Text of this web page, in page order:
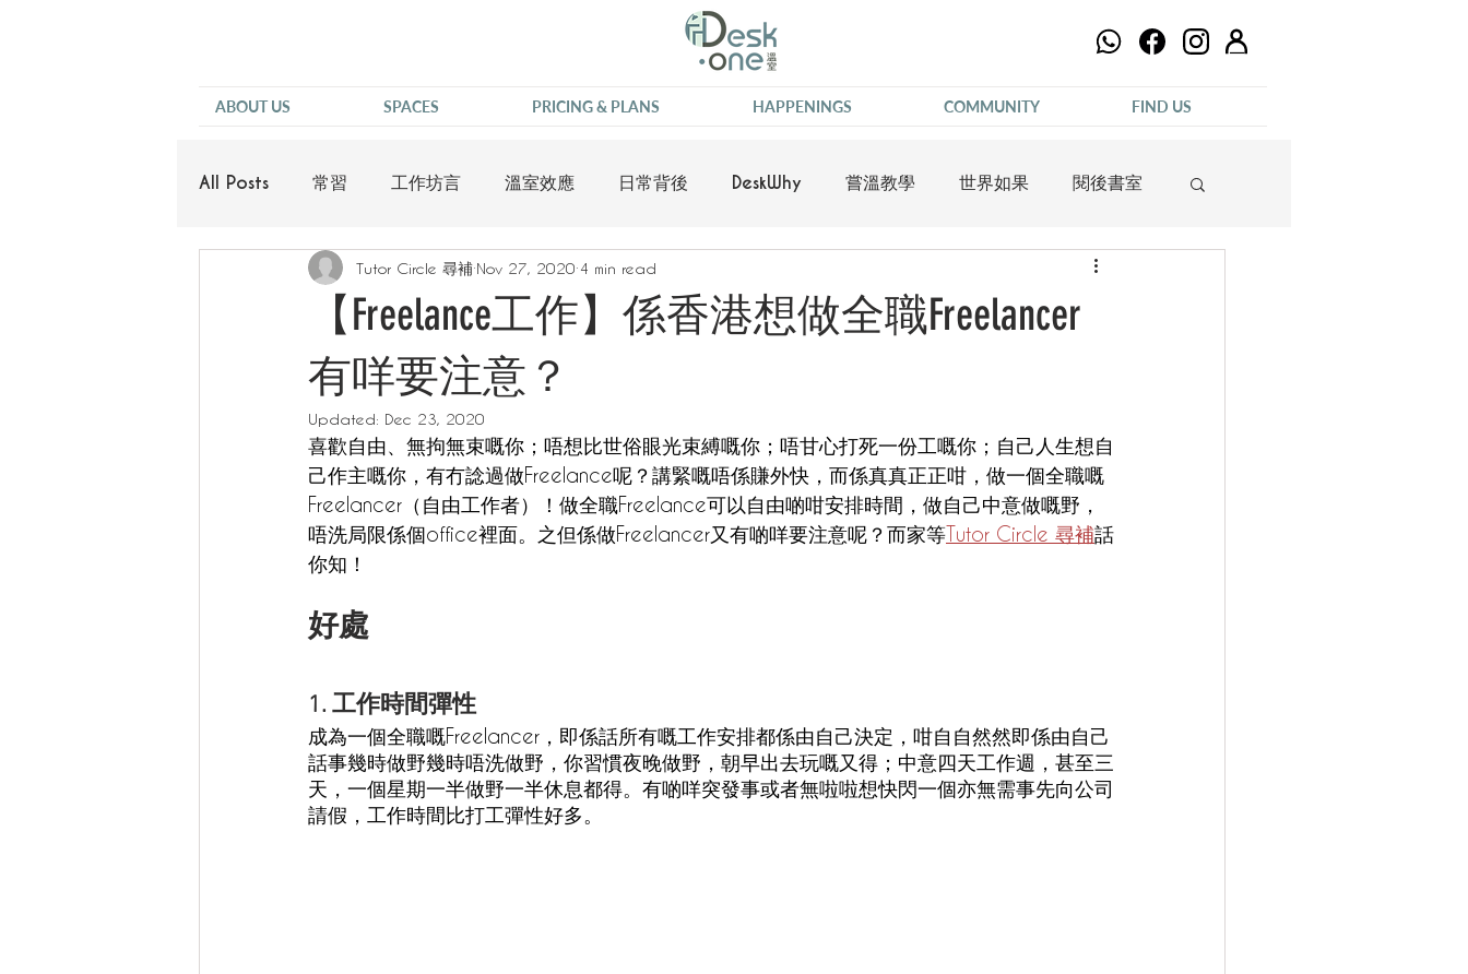
ABOUT US SPACES PRICING & PLANS HAPPENINGS COMMUNITY FIND US
All Posts 常習 工作坊言 溫室效應 日常背後 DeskWhy 嘗溫教學 世界如果 閱後書室
【Freelance工作】係香港想做全職Freelancer
有咩要注意？
Tutor Circle 尋補 Nov 27, 2020 4 min read
Updated: Dec 23, 2020
喜歡自由、無拘無束嘅你；唔想比世俗眼光束縛嘅你；唔甘心打死一份工嘅你；自己人生想自
己作主嘅你，有冇諗過做Freelance呢？講緊嘅唔係賺外快，而係真真正正咁，做一個全職嘅
Freelancer（自由工作者）！做全職Freelance可以自由啲咁安排時間，做自己中意做嘅野，
唔洗局限係個office裡面。之但係做Freelancer又有啲咩要注意呢？而家等Tutor Circle 尋補話
你知！
好處
1. 工作時間彈性
成為一個全職嘅Freelancer，即係話所有嘅工作安排都係由自己決定，咁自自然然即係由自己
話事幾時做野幾時唔洗做野，你習慣夜晚做野，朝早出去玩嘅又得；中意四天工作週，甚至三
天，一個星期一半做野一半休息都得。有啲咩突發事或者無啦啦想快閃一個亦無需事先向公司
請假，工作時間比打工彈性好多。